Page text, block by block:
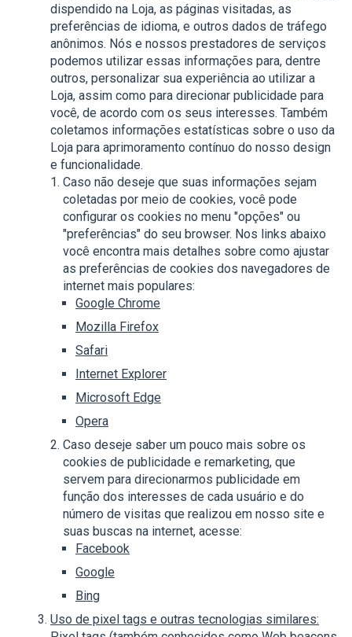
dispendido na Loja, as páginas visitadas, as
preferências de idioma, e outros dados de tráfego
anônimos. Nós e nossos prestadores de serviços
podemos utilizar essas informações para, dentre
outros, personalizar sua experiência ao utilizar a
Loja, assim como para direcionar publicidade para
você, de acordo com os seus interesses. Também
coletamos informações estatísticas sobre o uso da
Loja para aprimoramento contínuo do nosso design
e funcionalidade.
Caso não deseje que suas informações sejam
coletadas por meio de cookies, você pode
configurar os cookies no menu "opções" ou
"preferências" do seu browser. Nos links abaixo
você encontra mais detalhes sobre como ajustar
as preferências de cookies dos navegadores de
internet mais populares:
Google Chrome
Mozilla Firefox
Safari
Internet Explorer
Microsoft Edge
Opera
Caso deseje saber um pouco mais sobre os
cookies de publicidade e remarketing, que
servem para direcionarmos publicidade em
função dos interesses de cada usuário e do
número de visitas que realizou em nosso site e
suas buscas na internet, acesse:
Facebook
Google
Bing
Uso de pixel tags e outras tecnologias similares: